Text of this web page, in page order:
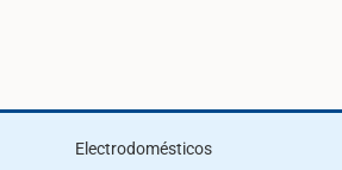
Electrodomésticos